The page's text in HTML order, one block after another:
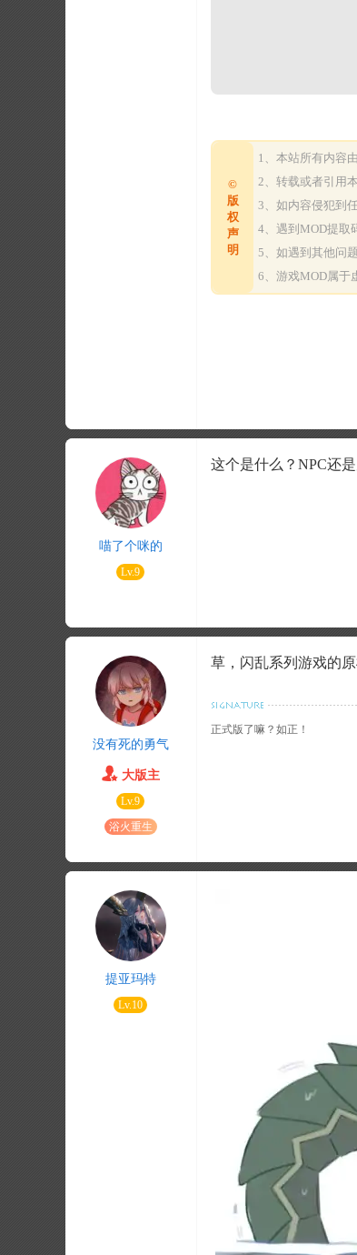
©
版
权
声
明
1、本站所有内容
2、转载或者引用
3、如内容侵犯到
4、遇到MOD提取
5、如遇到其他问
6、游戏MOD属于
喵了个咪的
Lv.9
这个是什么？NPC还
没有死的勇气
大版主
Lv.9
浴火重生
草，闪乱系列游戏的
正式版了嘛？如正！
提亚玛特
Lv.10